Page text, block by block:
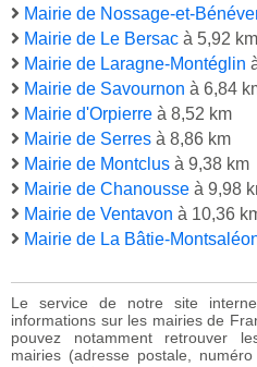
Mairie de Nossage-et-
Mairie de Le Bersac à 5,92 km
Mairie de Laragne-Montéglin
Mairie de Savournon à 6,84
Mairie d'Orpierre à 8,52 km
Mairie de Serres à 8,86 km
Mairie de Montclus à 9,38 km
Mairie de Chanousse à 9,98
Mairie de Ventavon à 10,36
Mairie de La Bâtie-
Le service de notre site
informations sur les mairies de
pouvez notamment retrouver
mairies (adresse postale,